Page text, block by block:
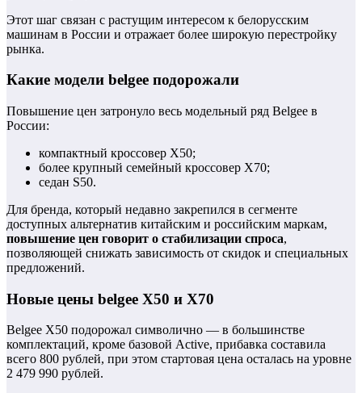
Этот шаг связан с растущим интересом к белорусским
машинам в России и отражает более широкую перестройку
рынка.
Какие модели belgee подорожали
Повышение цен затронуло весь модельный ряд Belgee в
России:
компактный кроссовер X50;
более крупный семейный кроссовер X70;
седан S50.
Для бренда, который недавно закрепился в сегменте
доступных альтернатив китайским и российским маркам,
повышение цен говорит о стабилизации спроса,
позволяющей снижать зависимость от скидок и специальных
предложений.
Новые цены belgee X50 и X70
Belgee X50 подорожал символично — в большинстве
комплектаций, кроме базовой Active, прибавка составила
всего 800 рублей, при этом стартовая цена осталась на уровне
2 479 990 рублей.